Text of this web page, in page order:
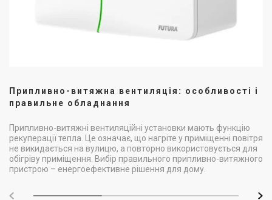
Припливно-витяжна вентиляція: особливості і
правильне обладнання
Припливно-витяжні вентиляційні установки мають функцію
рекуперації тепла. Це означає, що нагріте у приміщенні повітря
не викидається на вулицю, а повторно використовується для
обігріву приміщення. Вибір правильного припливно-витяжного
пристрою – енергоефективне рішення для дому.